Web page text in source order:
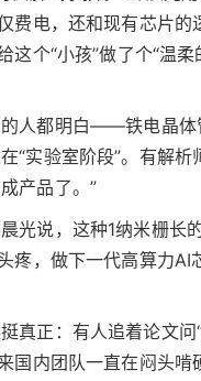
费电，还和现有芯片
这个“小孩”做了个“温
人都明白——铁电晶体
“实验室阶段”。有解
产品了。”
光说，这种1纳米栅
疼，做下一代高算力
真正：有人追着论文
国内团队一直在闷头